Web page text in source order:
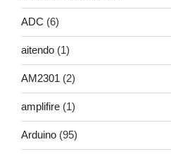
ADC (6)
aitendo (1)
AM2301 (2)
amplifire (1)
Arduino (95)